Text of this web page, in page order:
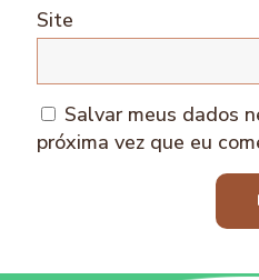
Site
Salvar meus dados
próxima vez que eu